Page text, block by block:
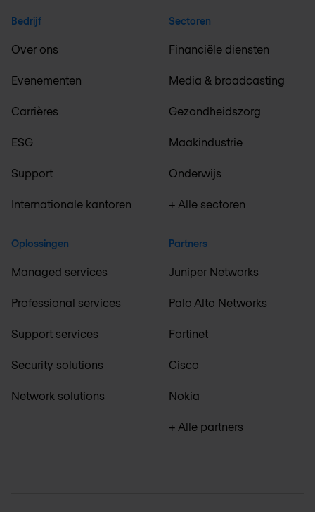
Bedrijf
Over ons
Evenementen
Carrières
ESG
Support
Internationale kantoren
Oplossingen
Managed services
Professional services
Support services
Security solutions
Network solutions
Sectoren
Financiële diensten
Media & broadcasting
Gezondheidszorg
Maakindustrie
Onderwijs
+ Alle sectoren
Partners
Juniper Networks
Palo Alto Networks
Fortinet
Cisco
Nokia
+ Alle partners